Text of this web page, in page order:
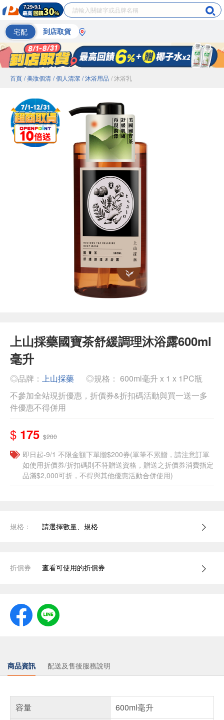
宅配 到店取貨
首頁 / 美妝個清 / 個人清潔 / 沐浴用品 / 沐浴乳
上山採藥國寶茶舒緩調理沐浴露600ml
毫升
◎品牌： 上山採藥
◎規格： 600ml毫升 x 1 x 1PC瓶
不參加全站現折優惠，折價券&折扣碼活動與買一送一多
件優惠不得併用
$ 175 $200
即日起-9/1 不限金額下單贈$200券(單筆不累贈，請注意訂單
如使用折價券/折扣碼則不符贈送資格，贈送之折價券消費指定
品滿$2,000可折，不得與其他優惠活動合併使用)
規格： 請選擇數量、規格
折價券 查看可使用的折價券
商品資訊 配送及售後服務說明
容量
600ml毫升